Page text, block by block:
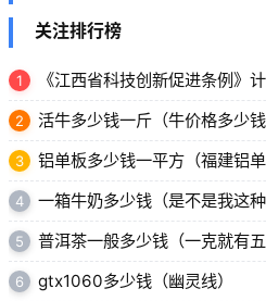
关注排行榜
1 《江西省科技创新促进条例》
2 活牛多少钱一斤（牛价格多少钱
3 铝单板多少钱一平方（福建铝
4 一箱牛奶多少钱（是不是我这种妈妈才
5 普洱茶一般多少钱（一克就有五
6 gtx1060多少钱（幽灵线）